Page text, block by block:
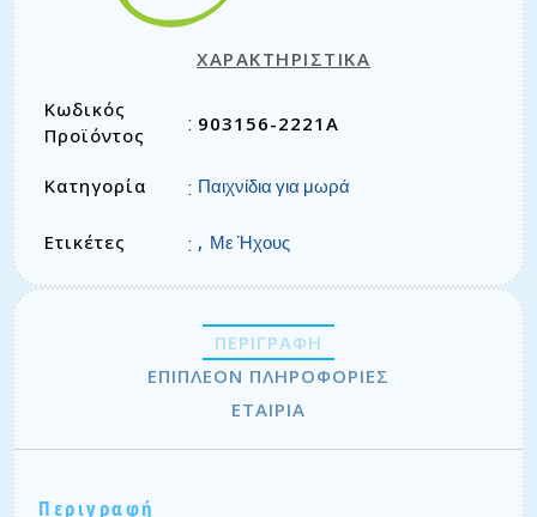
ΧΑΡΑΚΤΗΡΙΣΤΙΚΑ
Κωδικός
Προϊόντος
: 903156-2221A
Κατηγορία : Παιχνίδια για μωρά
Ετικέτες : , Με Ήχους
ΠΕΡΙΓΡΑΦΉ
ΕΠΙΠΛΈΟΝ ΠΛΗΡΟΦΟΡΊΕΣ
ΕΤΑΙΡΊΑ
Περιγραφή